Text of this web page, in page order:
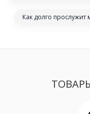
Как долго